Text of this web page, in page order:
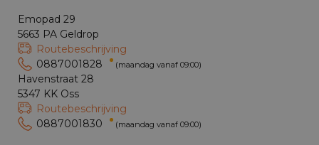
Emopad 29
5663 PA Geldrop
Routebeschrijving
0887001828
(maandag vanaf 09:00)
Havenstraat 28
5347 KK Oss
Routebeschrijving
0887001830
(maandag vanaf 09:00)